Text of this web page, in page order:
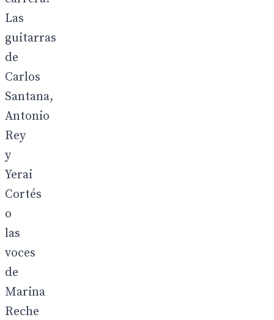
Las
guitarras
de
Carlos
Santana,
Antonio
Rey
y
Yerai
Cortés
o
las
voces
de
Marina
Reche